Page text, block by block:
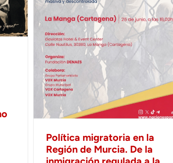
Política migratoria en la
Región de Murcia. De la